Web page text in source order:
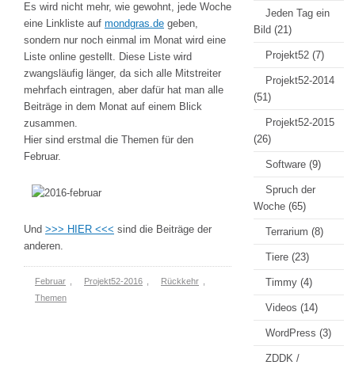
Es wird nicht mehr, wie gewohnt, jede Woche
eine Linkliste auf mondgras.de geben,
sondern nur noch einmal im Monat wird eine
Liste online gestellt. Diese Liste wird
zwangsläufig länger, da sich alle Mitstreiter
mehrfach eintragen, aber dafür hat man alle
Beiträge in dem Monat auf einem Blick
zusammen.
Hier sind erstmal die Themen für den
Februar.
Und >>> HIER <<< sind die Beiträge der
anderen.
Februar Projekt52-2016 Rückkehr
Themen
Jeden Tag ein
Bild (21)
Projekt52 (7)
Projekt52-2014
(51)
Projekt52-2015
(26)
Software (9)
Spruch der
Woche (65)
Terrarium (8)
Tiere (23)
Timmy (4)
Videos (14)
WordPress (3)
ZDDK /